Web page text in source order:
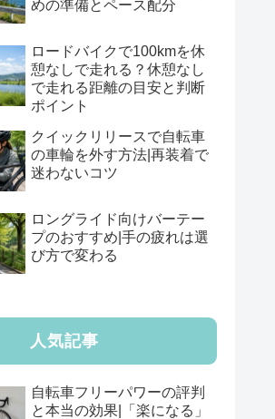
めの準備とペース配分
ロードバイクで100kmを休
憩なしで走れる？休憩なし
で走れる距離の目安と判断
ポイント
クイックリリースで自転車
の車輪を外す方法|再装着で
迷わないコツ
ロングライド向けバーテー
プのおすすめ|手の疲れは選
び方で変わる
人気記事
自転車フリーパワーの評判
と本当の効果|「楽になる」